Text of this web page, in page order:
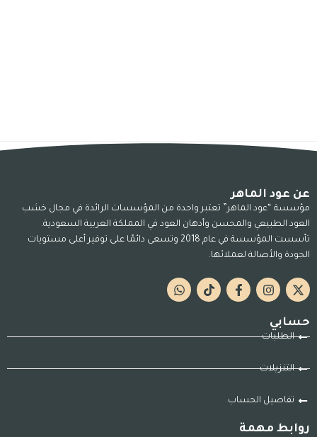
عن عود الماهر
مؤسسة “عود الماهر” تعتبر واحدة من المؤسسات الرائدة في مجال خشب
العود الطبيعي والمحسن وأدهان العود في المملكة العربية السعودية.
تأسست المؤسسة في عام 2018 وتسعى دائمًا على توفير أعلى مستويات
الجودة والأصالة لعملائها.
حسابي
الطلبات
التنزيلات
تفاصيل الحساب
روابط مهمة